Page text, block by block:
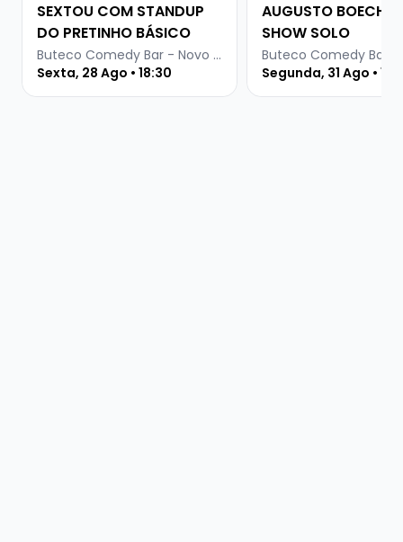
SEXTOU COM STANDUP
DO PRETINHO BÁSICO
Buteco Comedy Bar - Novo Hamburgo
Sexta, 28 Ago • 18:30
AUGUSTO BOECHE
SHOW SOLO
Segunda, 31 Ago • 19